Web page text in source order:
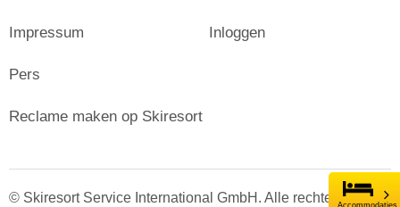
Accommodaties
Impressum
Pers
Inloggen
Reclame maken op Skiresort
© Skiresort Service International GmbH. Alle rechten